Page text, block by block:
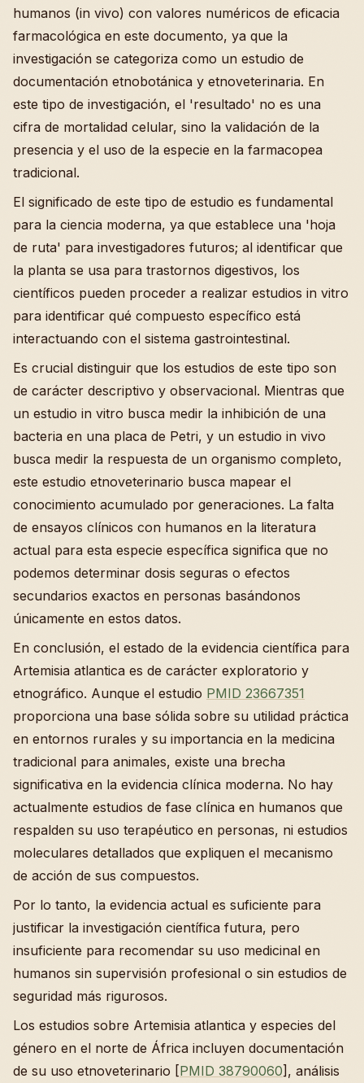
humanos (in vivo) con valores numéricos de eficacia
farmacológica en este documento, ya que la
investigación se categoriza como un estudio de
documentación etnobotánica y etnoveterinaria. En
este tipo de investigación, el 'resultado' no es una
cifra de mortalidad celular, sino la validación de la
presencia y el uso de la especie en la farmacopea
tradicional.
El significado de este tipo de estudio es fundamental
para la ciencia moderna, ya que establece una 'hoja
de ruta' para investigadores futuros; al identificar que
la planta se usa para trastornos digestivos, los
científicos pueden proceder a realizar estudios in vitro
para identificar qué compuesto específico está
interactuando con el sistema gastrointestinal.
Es crucial distinguir que los estudios de este tipo son
de carácter descriptivo y observacional. Mientras que
un estudio in vitro busca medir la inhibición de una
bacteria en una placa de Petri, y un estudio in vivo
busca medir la respuesta de un organismo completo,
este estudio etnoveterinario busca mapear el
conocimiento acumulado por generaciones. La falta
de ensayos clínicos con humanos en la literatura
actual para esta especie específica significa que no
podemos determinar dosis seguras o efectos
secundarios exactos en personas basándonos
únicamente en estos datos.
En conclusión, el estado de la evidencia científica para
Artemisia atlantica es de carácter exploratorio y
etnográfico. Aunque el estudio PMID 23667351
proporciona una base sólida sobre su utilidad práctica
en entornos rurales y su importancia en la medicina
tradicional para animales, existe una brecha
significativa en la evidencia clínica moderna. No hay
actualmente estudios de fase clínica en humanos que
respalden su uso terapéutico en personas, ni estudios
moleculares detallados que expliquen el mecanismo
de acción de sus compuestos.
Por lo tanto, la evidencia actual es suficiente para
justificar la investigación científica futura, pero
insuficiente para recomendar su uso medicinal en
humanos sin supervisión profesional o sin estudios de
seguridad más rigurosos.
Los estudios sobre Artemisia atlantica y especies del
género en el norte de África incluyen documentación
de su uso etnoveterinario [PMID 38790060], análisis